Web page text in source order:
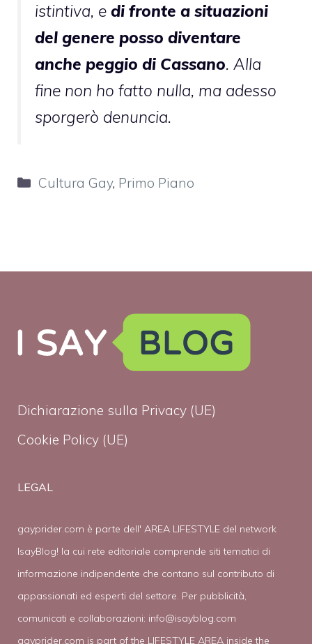
istintiva, e di fronte a situazioni
del genere posso diventare
anche peggio di Cassano. Alla
fine non ho fatto nulla, ma adesso
sporgerò denuncia.
Categorie
Cultura Gay, Primo Piano
Dichiarazione sulla Privacy (UE)
Cookie Policy (UE)
LEGAL
gayprider.com è parte dell' AREA LIFESTYLE del network
IsayBlog! la cui rete editoriale comprende siti tematici di
informazione indipendente che contano sul contributo di
appassionati ed esperti del settore. Per pubblicità,
comunicati e collaborazioni: info@isayblog.com
gayprider.com is part of the LIFESTYLE AREA inside the